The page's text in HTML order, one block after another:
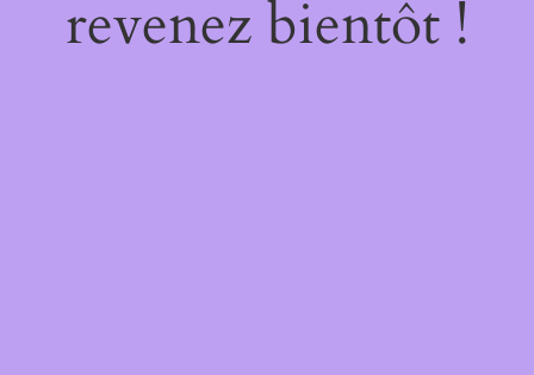
revenez bientôt !